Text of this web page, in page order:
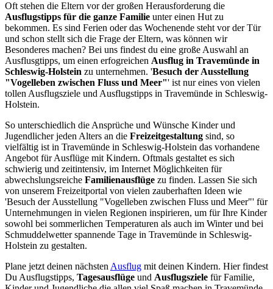
Oft stehen die Eltern vor der großen Herausforderung die
Ausflugstipps für die ganze Familie unter einen Hut zu
bekommen. Es sind Ferien oder das Wochenende steht vor der Tür
und schon stellt sich die Frage der Eltern, was können wir
Besonderes machen? Bei uns findest du eine große Auswahl an
Ausflusgtipps, um einen erfogreichen Ausflug in Travemünde in
Schleswig-Holstein zu unternehmen. 'Besuch der Ausstellung
"Vogelleben zwischen Fluss und Meer"' ist nur eines von vielen
tollen Ausflugsziele und Ausflugstipps in Travemünde in Schleswig-
Holstein.
So unterschiedlich die Ansprüche und Wünsche Kinder und
Jugendlicher jeden Alters an die Freizeitgestaltung sind, so
vielfältig ist in Travemünde in Schleswig-Holstein das vorhandene
Angebot für Ausflüge mit Kindern. Oftmals gestaltet es sich
schwierig und zeitintensiv, im Internet Möglichkeiten für
abwechslungsreiche Familienausflüge zu finden. Lassen Sie sich
von unserem Freizeitportal von vielen zauberhaften Ideen wie
'Besuch der Ausstellung "Vogelleben zwischen Fluss und Meer"' für
Unternehmungen in vielen Regionen inspirieren, um für Ihre Kinder
sowohl bei sommerlichen Temperaturen als auch im Winter und bei
Schmuddelwetter spannende Tage in Travemünde in Schleswig-
Holstein zu gestalten.
Plane jetzt deinen nächstenAusflug mit deinen Kindern. Hier findest
Du Ausflugstipps, Tagesausflüge und Ausflugsziele für Familie,